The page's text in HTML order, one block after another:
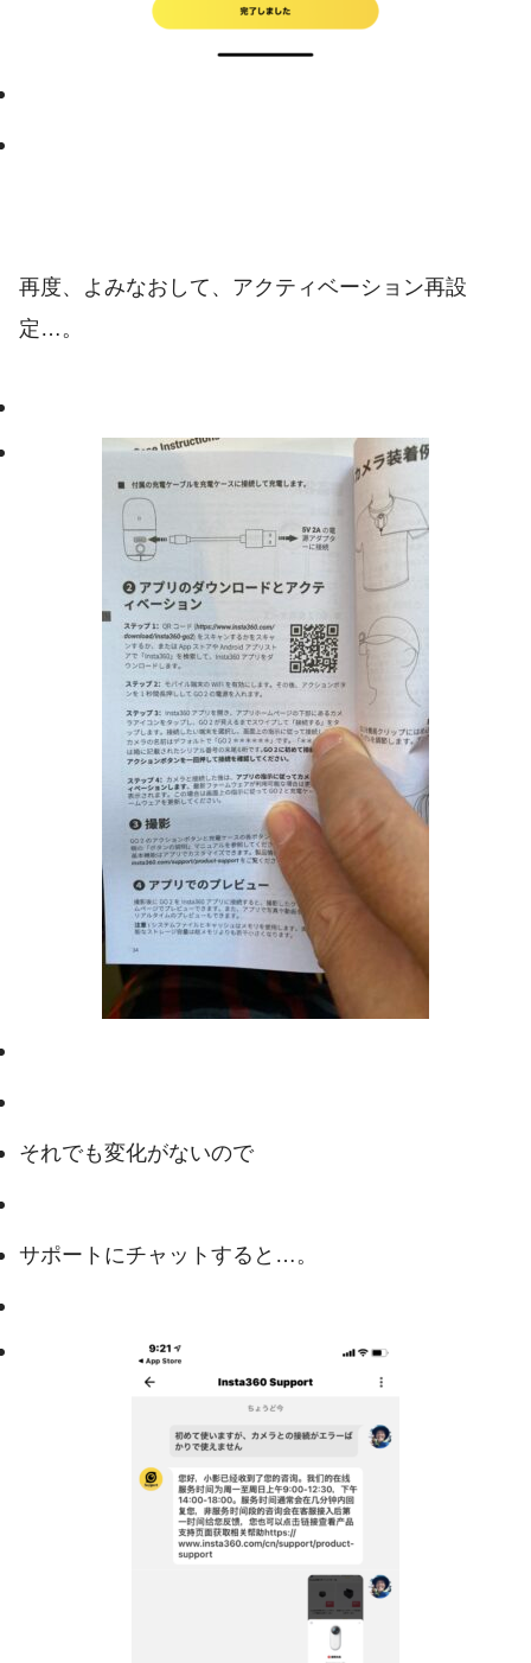
再度、よみなおして、アクティベーション再設
定…。
それでも変化がないので
サポートにチャットすると…。